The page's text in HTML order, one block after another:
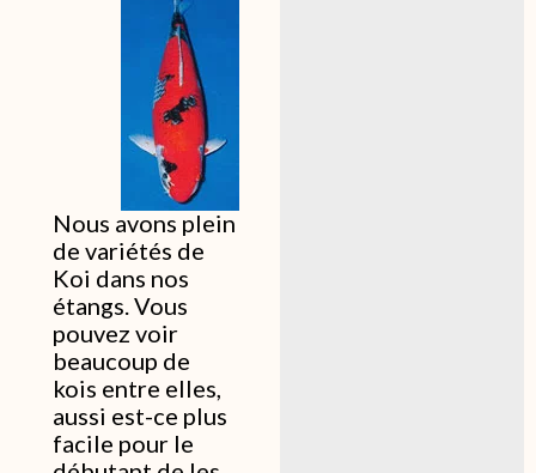
Nous avons plein
de variétés de
Koi dans nos
étangs. Vous
pouvez voir
beaucoup de
kois entre elles,
aussi est-ce plus
facile pour le